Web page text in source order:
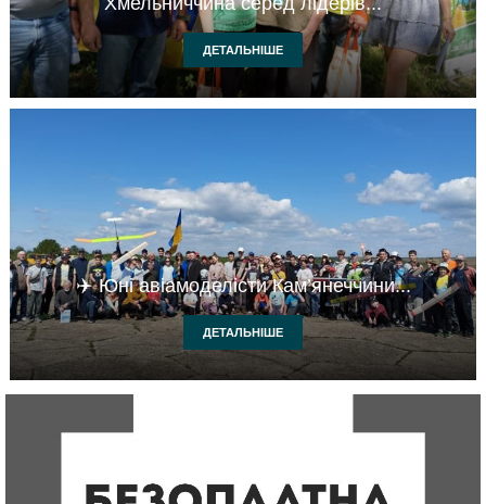
ДЕТАЛЬНІШЕ
✈️ Юні авіамоделісти Кам’янеччини...
ДЕТАЛЬНІШЕ